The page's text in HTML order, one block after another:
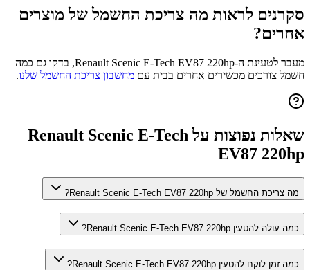
סקרנים לראות מה צריכת החשמל של מוצרים
אחרים?
מעבר לטעינת ה-Renault Scenic E-Tech EV87 220hp, בדקו גם כמה
חשמל צורכים מכשירים אחרים בבית עם מחשבון צריכת החשמל שלנו.
שאלות נפוצות על Renault Scenic E-Tech
EV87 220hp
מה צריכת החשמל של Renault Scenic E-Tech EV87 220hp?
כמה עולה להטעין Renault Scenic E-Tech EV87 220hp?
כמה זמן לוקח להטעין Renault Scenic E-Tech EV87 220hp?